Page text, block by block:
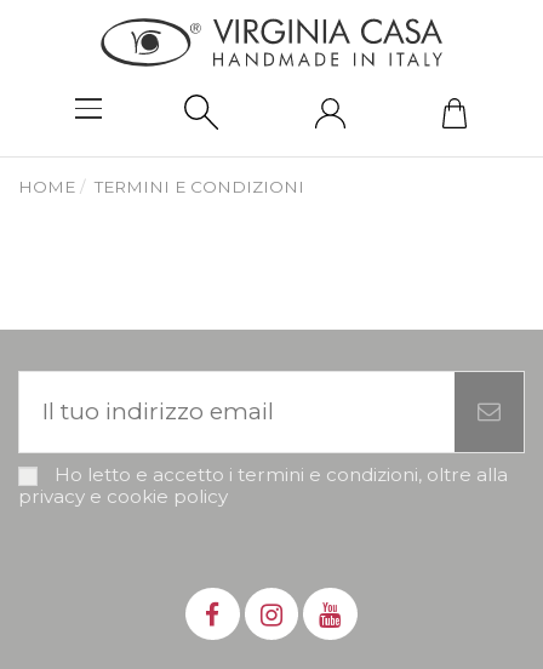
HOME TERMINI E CONDIZIONI
Ho letto e accetto i termini e condizioni, oltre alla
privacy e cookie policy